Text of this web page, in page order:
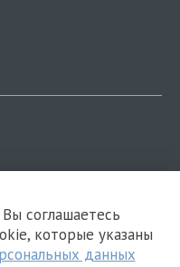
соглашаетесь
которые указаны
данных